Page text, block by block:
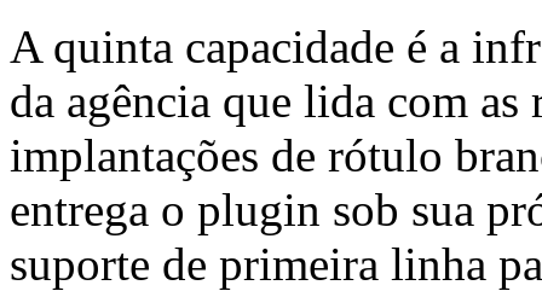
A quinta capacidade é a
da agência que lida com as
implantações de rótulo
entrega o plugin sob sua
suporte de primeira linha